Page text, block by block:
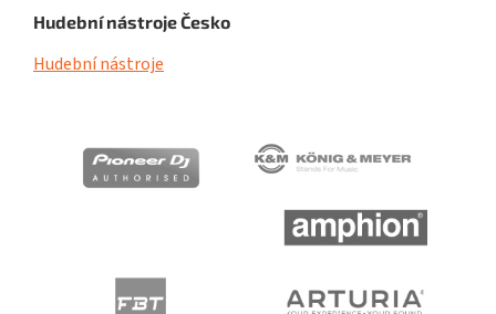
Hudební nástroje Česko
Hudební nástroje